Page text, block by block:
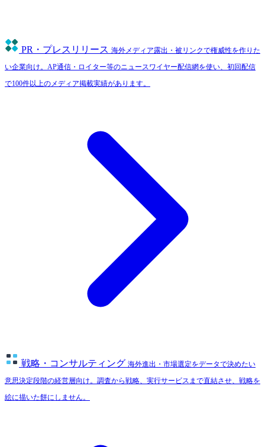
PR・プレスリリース 海外メディア露出・被リンクで権威性を作りた
い企業向け。AP通信・ロイター等のニュースワイヤー配信網を使い、初回配信
で100件以上のメディア掲載実績があります。
戦略・コンサルティング 海外進出・市場選定をデータで決めたい
意思決定段階の経営層向け。調査から戦略、実行サービスまで直結させ、戦略を
絵に描いた餅にしません。